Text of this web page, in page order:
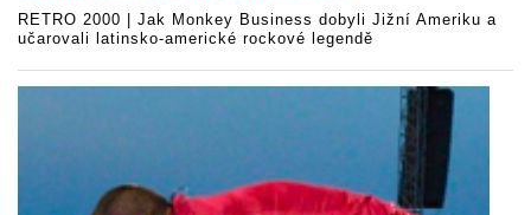
RETRO 2000 | Jak Monkey Business dobyli Jižní Ameriku a
učarovali latinsko-americké rockové legendě